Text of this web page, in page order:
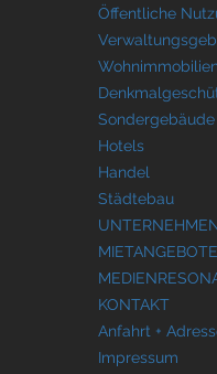
Öffentliche
Sondergebäude
Hotels
Handel
Städtebau
MIETANGEBOTE
KONTAKT
Anfahrt +
Impressum